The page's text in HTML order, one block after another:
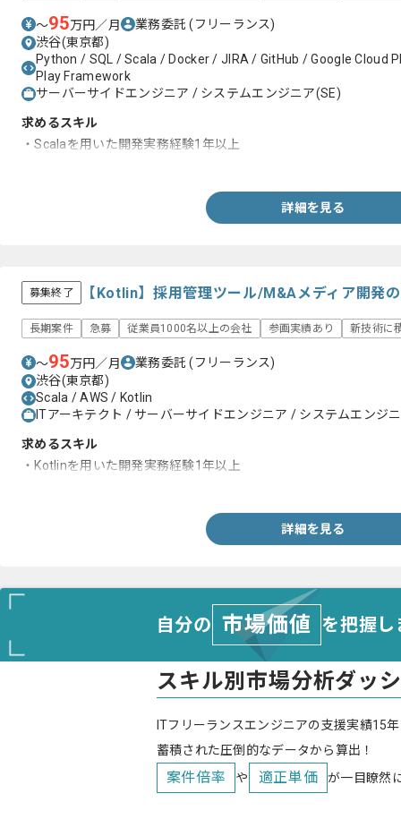
〜95万円／月 業務委託(フリーランス)
渋谷(東京都)
Python / SQL / Scala / Docker / JIRA / GitHub / Google
Play Framework
サーバーサイドエンジニア / システムエンジニア(SE)
求めるスキル
・Scalaを用いた開発実務経験1年以上
詳細を見る
募集終了 【Kotlin】採用管理ツール/M&Aメディア開発
長期案件 急募 従業員1000名以上の会社 参画実績あり 新技術に
〜95万円／月 業務委託(フリーランス)
渋谷(東京都)
Scala / AWS / Kotlin
ITアーキテクト / サーバーサイドエンジニア / システムエンジ
求めるスキル
・Kotlinを用いた開発実務経験1年以上
詳細を見る
自分の 市場価値 を把握
スキル別市場分析ダッ
ITフリーランスエンジニアの支援実績15
蓄積された圧倒的なデータから算出！
案件倍率 や 適正単価 が一目瞭然